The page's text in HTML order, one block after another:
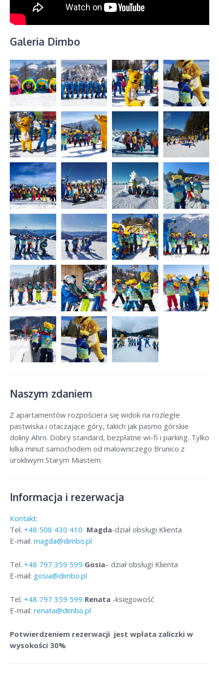
Galeria Dimbo
Naszym zdaniem
Z apartamentów rozpościera się widok na rozległe
pastwiska i otaczające góry, takich jak pasmo górskie
doliny Ahrn. Dobry standard, bezpłatne wi-fi i parking. Tylko
kilka minut samochodem od malowniczego Brunico z
urokliwym Starym Miastem.
Informacja i rezerwacja
Kontakt:
Tel. +48 508 430 410 Magda-dział obsługi Klienta
E-mail: magda@dimbo.pl
Tel. +48 797 359 599 Gosia– dział obsługi Klienta
E-mail: gosia@dimbo.pl
Tel. +48 797 359 599 Renata -księgowość
E-mail: renata@dimbo.pl
Potwierdzeniem rezerwacji jest wpłata zaliczki w
wysokości 30%